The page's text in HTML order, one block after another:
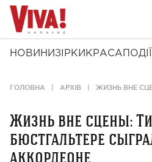
НОВИНИ ЗІРКИ КРАСА ПОДІЇ
ГОЛОВНА АРХІВ ЖИЗНЬ ВНЕ
Жизнь вне сцены:
бюстгальтере
аккордеоне